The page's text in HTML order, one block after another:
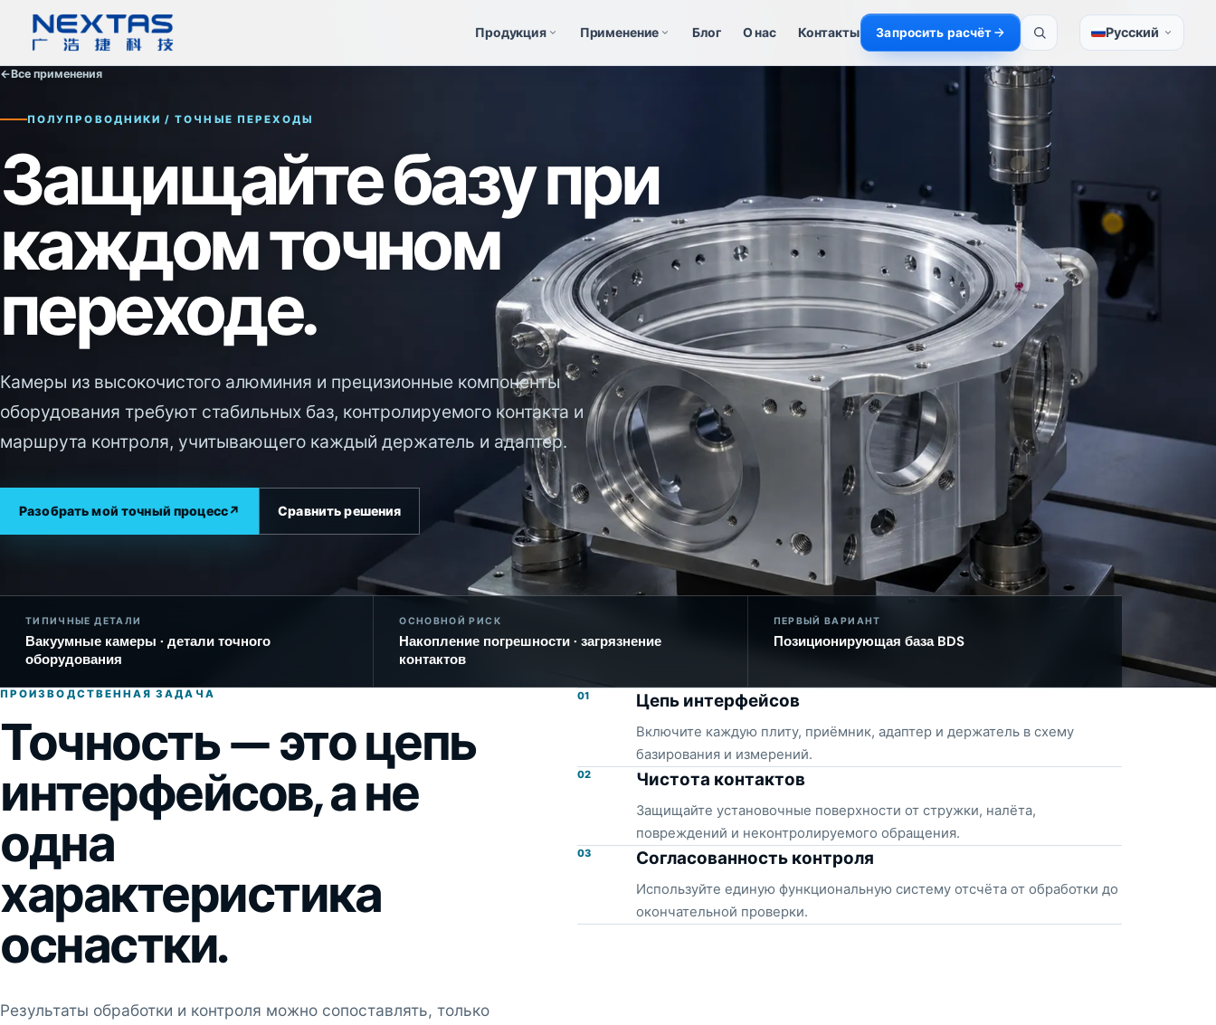
Продукция Применение Блог О нас Контакты Запросить расчёт Русский
←Все применения
ПОЛУПРОВОДНИКИ / ТОЧНЫЕ ПЕРЕХОДЫ
Защищайте базу при
каждом точном
переходе.
Камеры из высокочистого алюминия и прецизионные компоненты
оборудования требуют стабильных баз, контролируемого контакта и
маршрута контроля, учитывающего каждый держатель и адаптер.
Разобрать мой точный процесс↗ Сравнить решения
ТИПИЧНЫЕ ДЕТАЛИ
Вакуумные камеры · детали точного
оборудования
ОСНОВНОЙ РИСК
Накопление погрешности · загрязнение
контактов
ПЕРВЫЙ ВАРИАНТ
Позиционирующая база BDS
ПРОИЗВОДСТВЕННАЯ ЗАДАЧА
Точность — это цепь
интерфейсов, а не
одна
характеристика
оснастки.
Результаты обработки и контроля можно сопоставлять, только
01 Цепь интерфейсов
Включите каждую плиту, приёмник, адаптер и держатель в схему
базирования и измерений.
02 Чистота контактов
Защищайте установочные поверхности от стружки, налёта,
повреждений и неконтролируемого обращения.
03 Согласованность контроля
Используйте единую функциональную систему отсчёта от обработки до
окончательной проверки.